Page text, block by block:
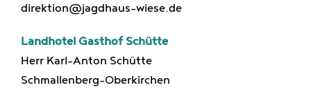
direktion@jagdhaus-wiese.de
Landhotel Gasthof Schütte
Herr Karl-Anton Schütte
Schmallenberg-Oberkirchen